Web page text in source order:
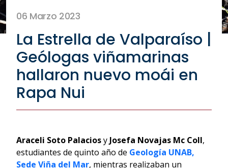
06 Marzo 2023
La Estrella de Valparaíso |
Geólogas viñamarinas
hallaron nuevo moái en
Rapa Nui
Araceli Soto Palaciosy Josefa Novajas Mc Coll,
estudiantes de quinto año de Geología UNAB,
Sede Viña del Mar, mientras realizaban un